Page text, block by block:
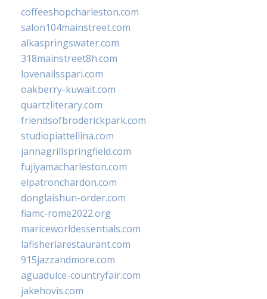
coffeeshopcharleston.com
salon104mainstreet.com
alkaspringswater.com
318mainstreet8h.com
lovenailsspari.com
oakberry-kuwait.com
quartzliterary.com
friendsofbroderickpark.com
studiopiattellina.com
jannagrillspringfield.com
fujiyamacharleston.com
elpatronchardon.com
donglaishun-order.com
fiamc-rome2022.org
mariceworldessentials.com
lafisheriarestaurant.com
915jazzandmore.com
aguadulce-countryfair.com
jakehovis.com